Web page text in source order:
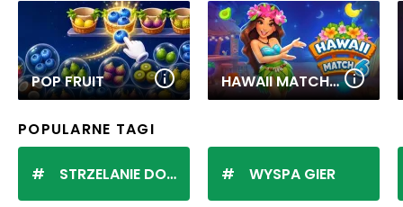
POP FRUIT HAWAII MATCH 6
POPULARNE TAGI
STRZELANIE DO KULEK WYSPA GIER